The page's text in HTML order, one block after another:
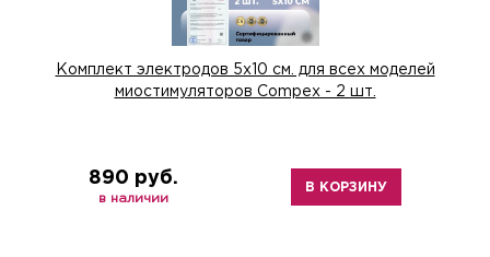
Комплект электродов 5х10 см. для всех моделей
миостимуляторов Compex - 2 шт.
890 руб.
в наличии
В КОРЗИНУ